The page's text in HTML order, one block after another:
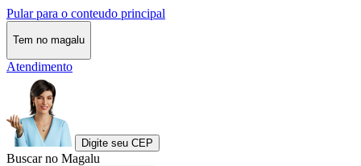
Pular para o conteudo principal
Tem no magalu
Atendimento
Digite seu CEP
Buscar no Magalu